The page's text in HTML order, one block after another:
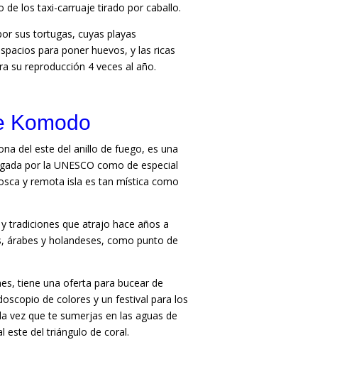
de los taxi-carruaje tirado por caballo.
sus tortugas, cuyas playas
para poner huevos, y las ricas
su reproducción 4 veces al año.
Komodo
del este del anillo de fuego, es una
por la UNESCO como de especial
y remota isla es tan mística como
tradiciones que atrajo hace años a
árabes y holandeses, como punto de
tiene una oferta para bucear de
de colores y un festival para los
vez que te sumerjas en las aguas de
este del triángulo de coral.